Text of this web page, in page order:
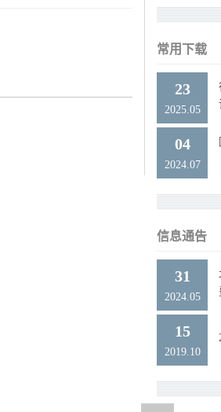
常用下载
23
2025.05
04
2024.07
信息通告
31
2024.05
15
2019.10